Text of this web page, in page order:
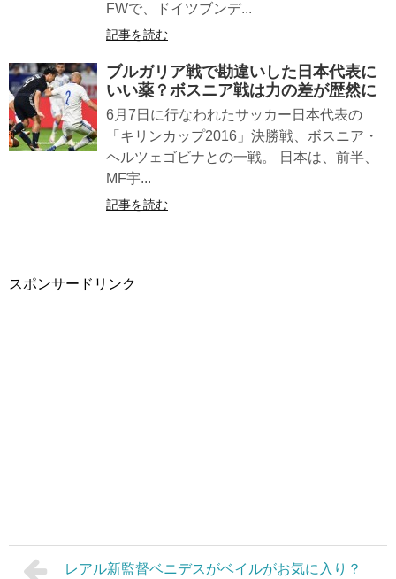
FWで、ドイツブンデ...
記事を読む
ブルガリア戦で勘違いした日本代表に
いい薬？ボスニア戦は力の差が歴然に
6月7日に行なわれたサッカー日本代表の
「キリンカップ2016」決勝戦、ボスニア・
ヘルツェゴビナとの一戦。 日本は、前半、
MF宇...
記事を読む
スポンサードリンク
レアル新監督ベニデスがベイルがお気に入り？